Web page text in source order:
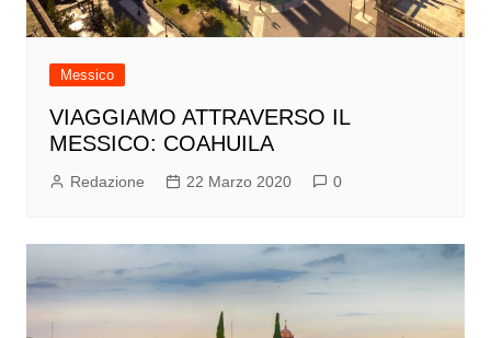
Messico
VIAGGIAMO ATTRAVERSO IL
MESSICO: COAHUILA
Redazione 22 Marzo 2020 0